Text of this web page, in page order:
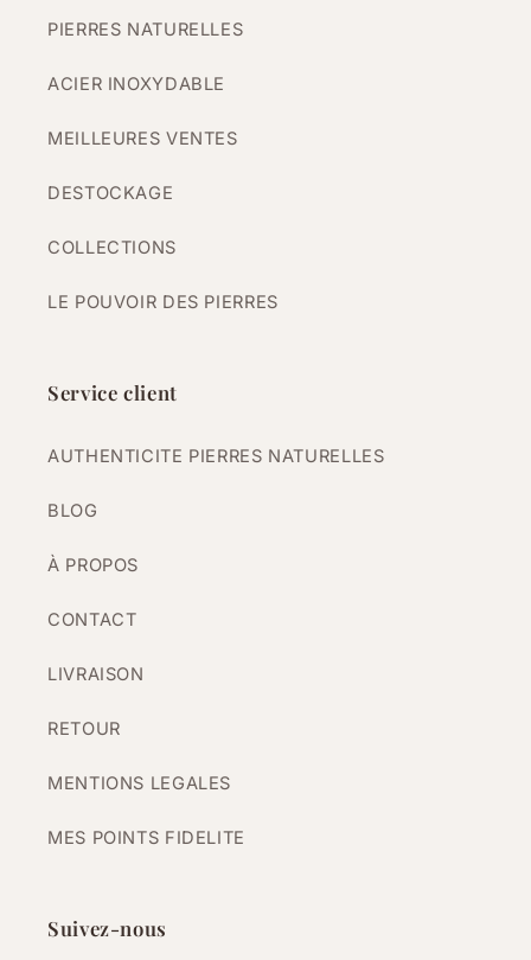
PIERRES NATURELLES
ACIER INOXYDABLE
MEILLEURES VENTES
DESTOCKAGE
COLLECTIONS
LE POUVOIR DES PIERRES
Service client
AUTHENTICITE PIERRES NATURELLES
BLOG
À PROPOS
CONTACT
LIVRAISON
RETOUR
MENTIONS LEGALES
MES POINTS FIDELITE
Suivez-nous